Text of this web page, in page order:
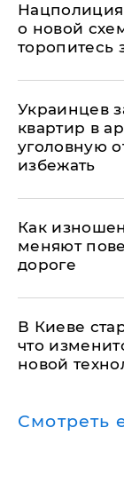
о новой
торопитесь
Украинцев
квартир в
уголовную
избежать
Как
меняют
дороге
В Киеве
что
новой
Смотреть